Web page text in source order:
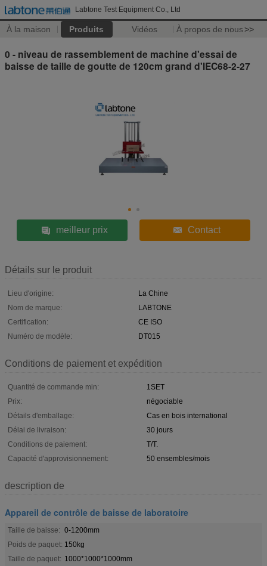
Labtone Test Equipment Co., Ltd
À la maison Produits Vidéos À propos de nous>>
0 - niveau de rassemblement de machine d'essai de
baisse de taille de goutte de 120cm grand d'IEC68-2-27
meilleur prix Contact
Détails sur le produit
Lieu d'origine:
La Chine
Nom de marque:
LABTONE
Certification:
CE ISO
Numéro de modèle:
DT015
Conditions de paiement et expédition
Quantité de commande min:
1SET
Prix:
négociable
Détails d'emballage:
Cas en bois international
Délai de livraison:
30 jours
Conditions de paiement:
T/T.
Capacité d'approvisionnement:
50 ensembles/mois
description de
Appareil de contrôle de baisse de laboratoire
Taille de baisse: 0-1200mm
Poids de paquet: 150kg
Taille de paquet: 1000*1000*1000mm